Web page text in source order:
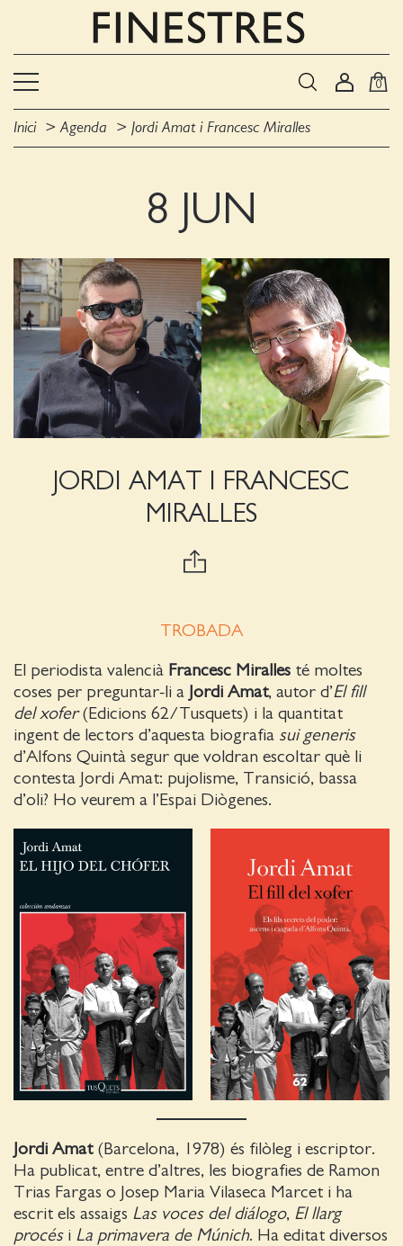
0
Inici Agenda Jordi Amat i Francesc Miralles
8 JUN
JORDI AMAT I FRANCESC
MIRALLES
TROBADA
El periodista valencià Francesc Miralles té moltes
coses per preguntar-li a Jordi Amat, autor d’El fill
del xofer(Edicions 62/Tusquets) i la quantitat
ingent de lectors d’aquesta biografia sui generis
d’Alfons Quintà segur que voldran escoltar què li
contesta Jordi Amat: pujolisme, Transició, bassa
d’oli? Ho veurem a l’Espai Diògenes.
Jordi Amat (Barcelona, 1978) és filòleg i escriptor.
Ha publicat, entre d’altres, les biografies de Ramon
Trias Fargas o Josep Maria Vilaseca Marcet i ha
escrit els assaigs Las voces del diálogo, El llarg
procési La primavera de Múnich. Ha editat diversos